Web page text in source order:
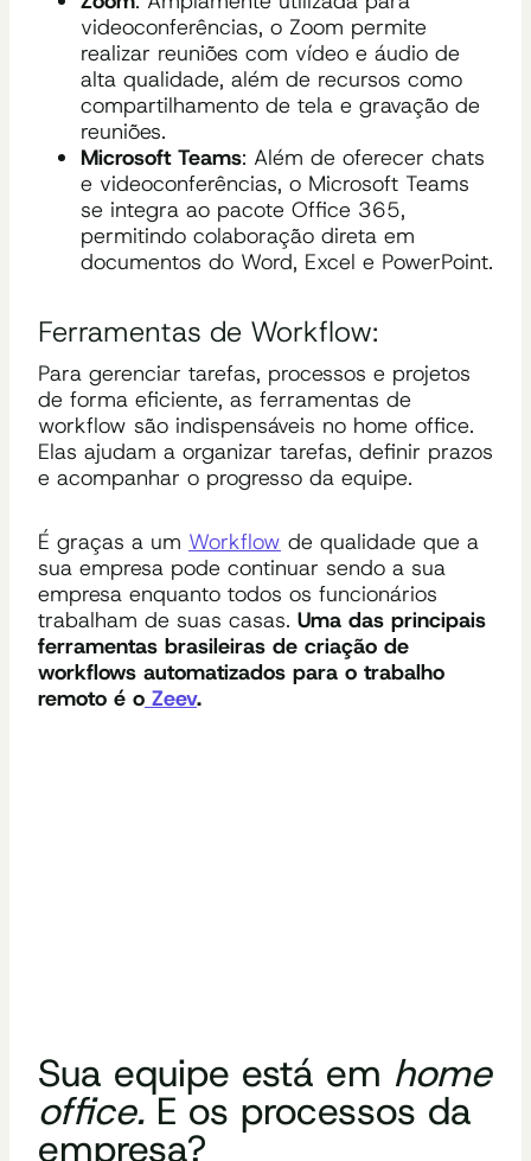
videoconferências, o Zoom permite
realizar reuniões com vídeo e áudio de
alta qualidade, além de recursos como
compartilhamento de tela e gravação de
reuniões.
Microsoft Teams: Além de oferecer chats
e videoconferências, o Microsoft Teams
se integra ao pacote Office 365,
permitindo colaboração direta em
documentos do Word, Excel e PowerPoint.
Ferramentas de Workflow:
Para gerenciar tarefas, processos e projetos
de forma eficiente, as ferramentas de
workflow são indispensáveis no home office.
Elas ajudam a organizar tarefas, definir prazos
e acompanhar o progresso da equipe.
É graças a um Workflow de qualidade que a
sua empresa pode continuar sendo a sua
empresa enquanto todos os funcionários
trabalham de suas casas. Uma das principais
ferramentas brasileiras de criação de
workflows automatizados para o trabalho
remoto é o Zeev.
Sua equipe está em home
office.E os processos da
empresa?